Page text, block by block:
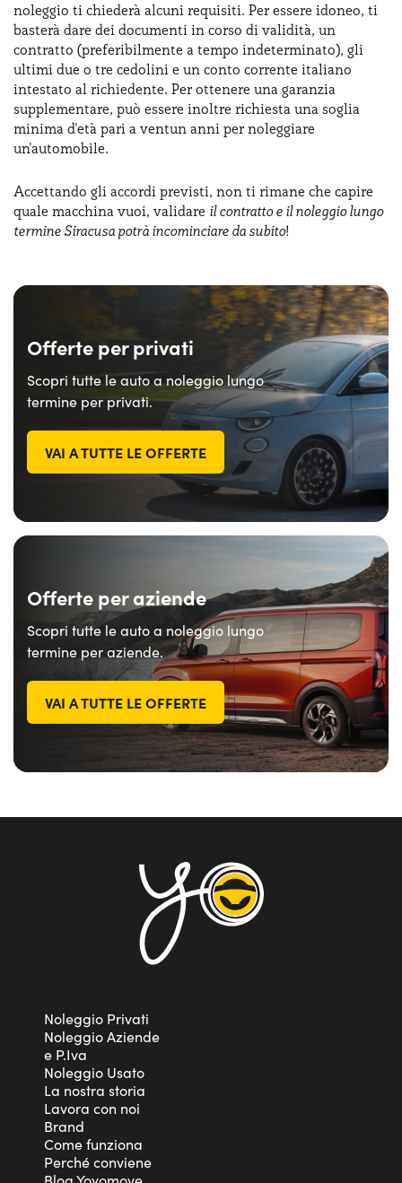
noleggio ti chiederà alcuni requisiti. Per essere idoneo, ti
basterà dare dei documenti in corso di validità, un
contratto (preferibilmente a tempo indeterminato), gli
ultimi due o tre cedolini e un conto corrente italiano
intestato al richiedente. Per ottenere una garanzia
supplementare, può essere inoltre richiesta una soglia
minima d'età pari a ventun anni per noleggiare
un'automobile.
Accettando gli accordi previsti, non ti rimane che capire
quale macchina vuoi, validare il contratto e il noleggio lungo
termine Siracusa potrà incominciare da subito!
Offerte per privati
Scopri tutte le auto a noleggio lungo
termine per privati.
VAI A TUTTE LE OFFERTE
Offerte per aziende
Scopri tutte le auto a noleggio lungo
termine per aziende.
VAI A TUTTE LE OFFERTE
Noleggio Privati
Noleggio Aziende
e P.Iva
Noleggio Usato
La nostra storia
Lavora con noi
Brand
Come funziona
Perché conviene